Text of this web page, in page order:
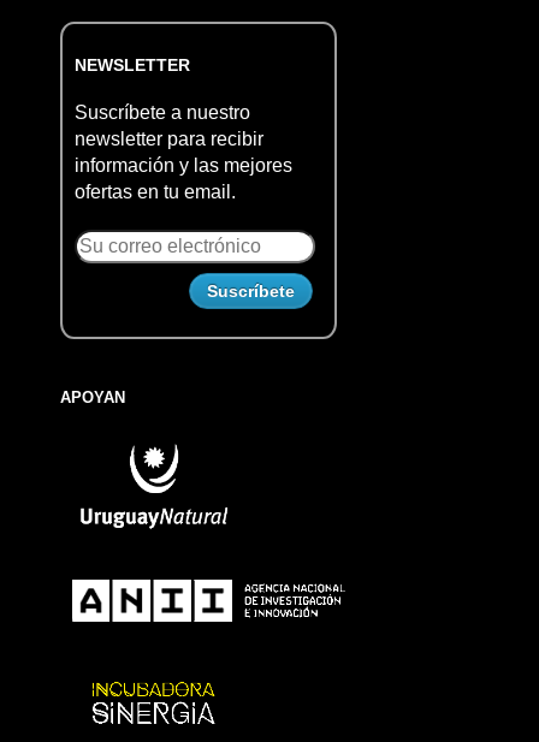
NEWSLETTER
Suscríbete a nuestro
newsletter para recibir
información y las mejores
ofertas en tu email.
APOYAN